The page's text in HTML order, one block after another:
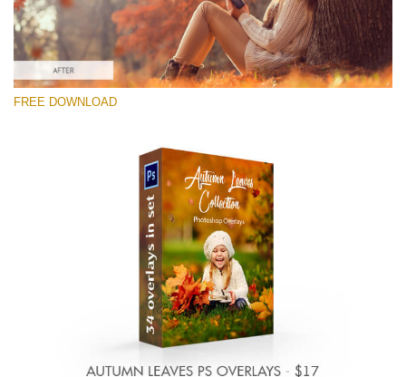
Autumn Leaves
(34 Overlays)
Large 6000*4000px
Free download
FREE DOWNLOAD